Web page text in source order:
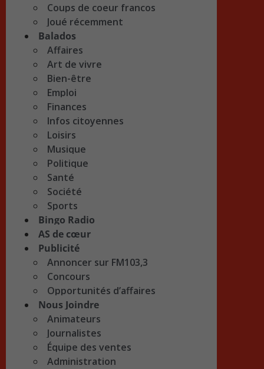
Coups de coeur francos
Joué récemment
Balados
Affaires
Art de vivre
Bien-être
Emploi
Finances
Infos citoyennes
Loisirs
Musique
Politique
Santé
Société
Sports
Bingo Radio
AS de cœur
Publicité
Annoncer sur FM103,3
Concours
Opportunités d’affaires
Nous Joindre
Animateurs
Journalistes
Équipe des ventes
Administration